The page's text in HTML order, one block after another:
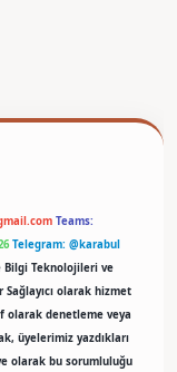
Teams:
Telegram: @karabul
Bilgi Teknolojileri ve
olarak hizmet
olarak denetleme veya
üyelerimiz yazdıkları
olarak bu sorumluluğu